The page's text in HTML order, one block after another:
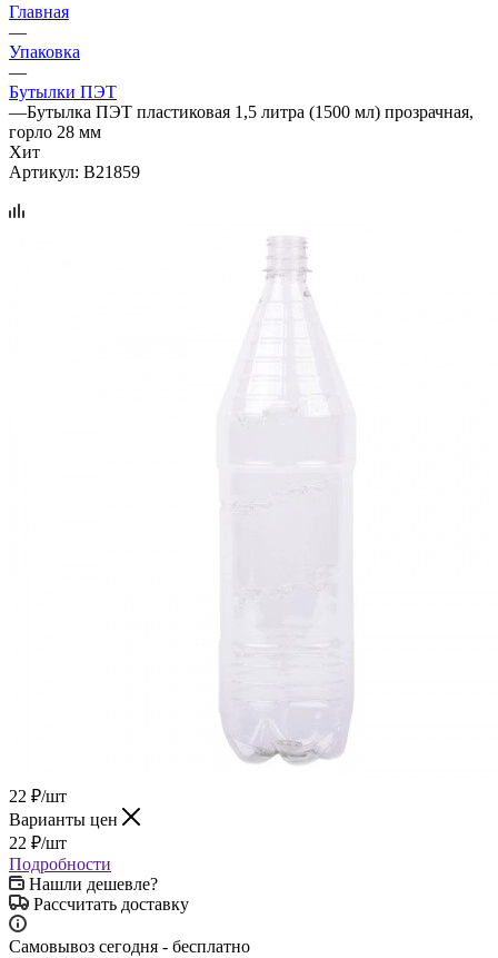
Главная
—
Упаковка
—
Бутылки ПЭТ
—Бутылка ПЭТ пластиковая 1,5 литра (1500 мл) прозрачная,
горло 28 мм
Хит
Артикул: B21859
22 ₽/шт
Варианты цен
22 ₽/шт
Подробности
Нашли дешевле?
Рассчитать доставку
Самовывоз сегодня - бесплатно